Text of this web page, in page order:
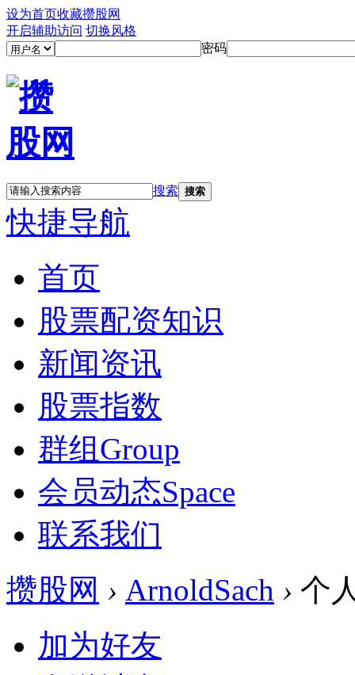
设为首页收藏攒股网
开启辅助访问 切换风格
密码
搜索 搜索
快捷导航
首页
股票配资知识
新闻资讯
股票指数
群组 Group
会员动态Space
联系我们
攒股网 › ArnoldSach › 个
加为好友